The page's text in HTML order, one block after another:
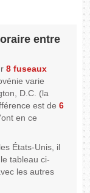
entre
8 fuseaux
varie
D.C. (la
est de6
en ce
États-Unis, il
tableau ci-
les autres